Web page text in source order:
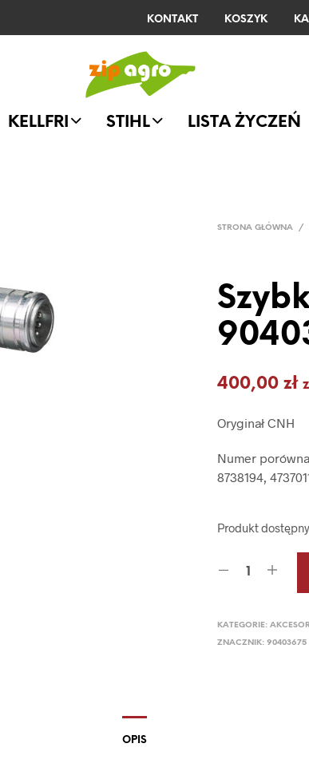
KONTAKT KOSZYK
KELLFRI STIHL LISTA ŻYCZEŃ
STRONA GŁÓWNA /
400,00zł
Oryginał CNH
Numer
8738194,
Produkt
KATEGORIE:
ZNACZNIK:90403675
OPIS